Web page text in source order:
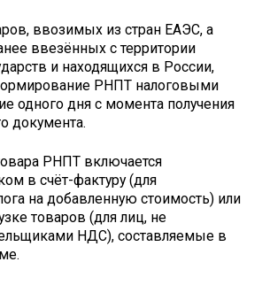
ввозимых из стран ЕАЭС, а
ввезённых с территории
и находящихся в России,
РНПТ налоговыми
одного дня с момента получения
документа.
РНПТ включается
в счёт-фактуру (для
на добавленную стоимость) или
товаров (для лиц, не
НДС), составляемые в